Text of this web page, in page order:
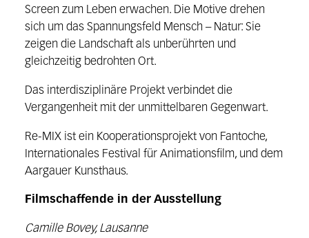
Screen zum Leben erwachen. Die Motive drehen
sich um das Spannungsfeld Mensch – Natur: Sie
zeigen die Landschaft als unberührten und
gleichzeitig bedrohten Ort.
Das interdisziplinäre Projekt verbindet die
Vergangenheit mit der unmittelbaren Gegenwart.
Re-MIX ist ein Kooperationsprojekt von Fantoche,
Internationales Festival für Animationsfilm, und dem
Aargauer Kunsthaus.
Filmschaffende in der Ausstellung
Camille Bovey, Lausanne